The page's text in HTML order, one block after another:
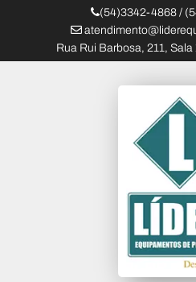
(54)3342-4868 /
Rua Rui Barbosa, 211,
Líder